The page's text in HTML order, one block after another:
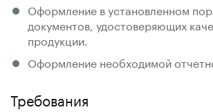
Оформление в установленном
документов, удостоверяющих
продукции.
Оформление необходимой
Требования